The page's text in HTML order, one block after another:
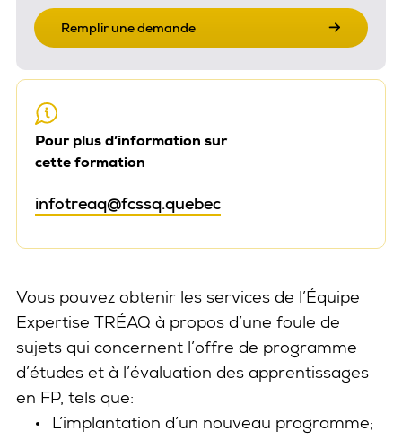
Remplir une demande
Pour plus d’information sur
cette formation
infotreaq@fcssq.quebec
Vous pouvez obtenir les services de l’Équipe
Expertise TRÉAQ à propos d’une foule de
sujets qui concernent l’offre de programme
d’études et à l’évaluation des apprentissages
en FP, tels que:
L’implantation d’un nouveau programme;